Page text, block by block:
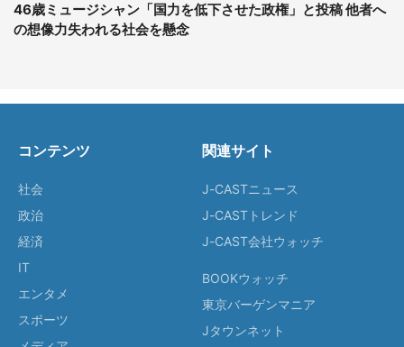
46歳ミュージシャン「国力を低下させた政権」と投稿 他者へ
の想像力失われる社会を懸念
コンテンツ
社会
政治
経済
IT
エンタメ
スポーツ
関連サイト
J-CASTニュース
J-CASTトレンド
J-CAST会社ウォッチ
BOOKウォッチ
東京バーゲンマニア
Jタウンネット